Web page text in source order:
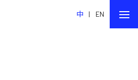
中 | EN